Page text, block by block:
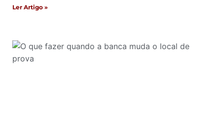
Ler Artigo »